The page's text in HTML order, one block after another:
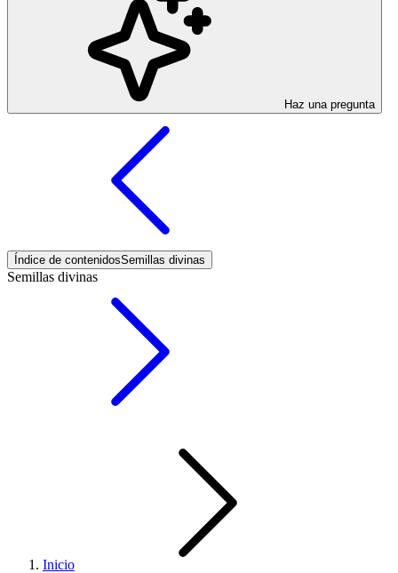
Haz una pregunta
Índice de contenidosSemillas divinas
Semillas divinas
Inicio